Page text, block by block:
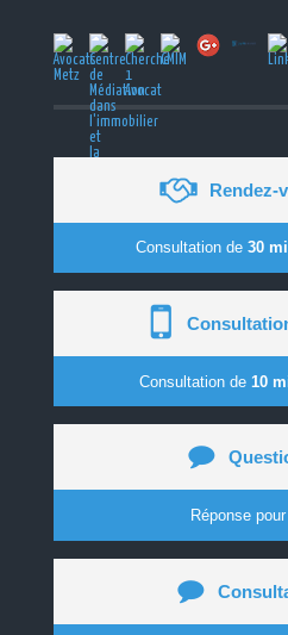
Rendez-
Consultation de 30
Consultation de 10
Réponse pour